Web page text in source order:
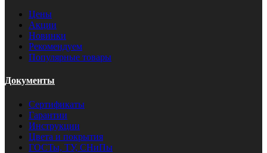
Цены
Акции
Новинки
Рекомендуем
Популярные товары
Документы
Сертификаты
Гарантии
Инструкции
Цвета и покрытия
ГОСТы, ТУ, СНиПы